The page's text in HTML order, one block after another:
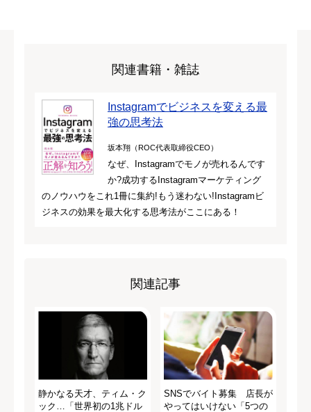
関連書籍・雑誌
Instagramでビジネスを変える最
強の思考法
坂本翔（ROC代表取締役CEO）
なぜ、Instagramでモノが売れるんです
か?成功するInstagramマーケティング
のノウハウをこれ1冊に集約!もう迷わない!Instagramビ
ジネスの効果を最大化する思考法がここにある！
関連記事
静かなる天才、ティム・ク
ック…「世界初の1兆ドル
SNSでバイト募集 店長が
やってはいけない「5つの